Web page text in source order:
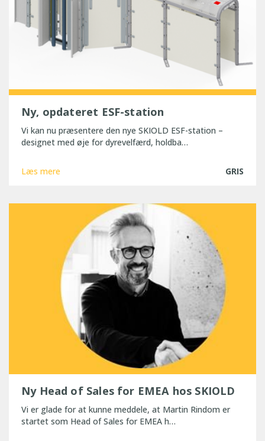
Ny, opdateret ESF-station
Vi kan nu præsentere den nye SKIOLD ESF-station –
designet med øje for dyrevelfærd, holdba…
Læs mere GRIS
Ny Head of Sales for EMEA hos SKIOLD
Vi er glade for at kunne meddele, at Martin Rindom er
startet som Head of Sales for EMEA h…